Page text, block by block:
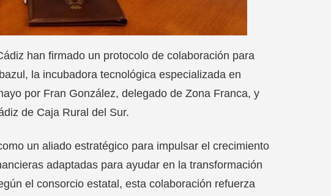
han firmado un protocolo de colaboración para
la incubadora tecnológica especializada en
por Fran González, delegado de Zona Franca, y
de Caja Rural del Sur.
un aliado estratégico para impulsar el crecimiento
adaptadas para ayudar en la transformación
el consorcio estatal, esta colaboración refuerza